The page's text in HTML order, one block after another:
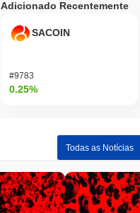
Adicionado Recentemente
SACOIN
#9783
0.25%
Todas as Notícias